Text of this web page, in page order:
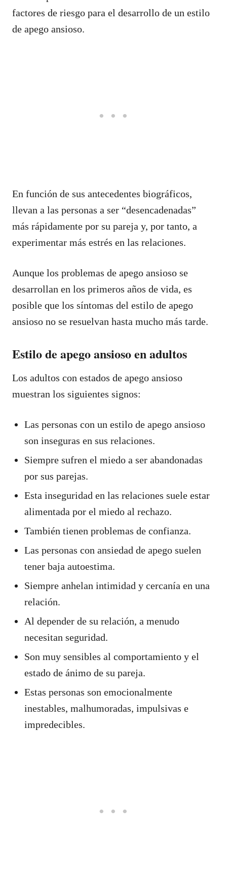
factores de riesgo para el desarrollo de un estilo
de apego ansioso.
En función de sus antecedentes biográficos,
llevan a las personas a ser “desencadenadas”
más rápidamente por su pareja y, por tanto, a
experimentar más estrés en las relaciones.
Aunque los problemas de apego ansioso se
desarrollan en los primeros años de vida, es
posible que los síntomas del estilo de apego
ansioso no se resuelvan hasta mucho más tarde.
Estilo de apego ansioso en adultos
Los adultos con estados de apego ansioso
muestran los siguientes signos:
Las personas con un estilo de apego ansioso
son inseguras en sus relaciones.
Siempre sufren el miedo a ser abandonadas
por sus parejas.
Esta inseguridad en las relaciones suele estar
alimentada por el miedo al rechazo.
También tienen problemas de confianza.
Las personas con ansiedad de apego suelen
tener baja autoestima.
Siempre anhelan intimidad y cercanía en una
relación.
Al depender de su relación, a menudo
necesitan seguridad.
Son muy sensibles al comportamiento y el
estado de ánimo de su pareja.
Estas personas son emocionalmente
inestables, malhumoradas, impulsivas e
impredecibles.